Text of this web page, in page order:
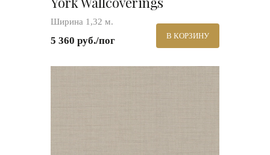
Ширина 1,32 м.
5 360 руб./пог В КОРЗИНУ